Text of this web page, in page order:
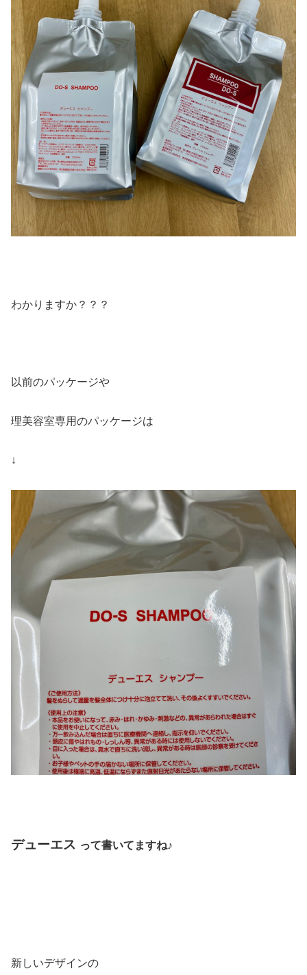
わかりますか？？？
以前のパッケージや
理美容室専用のパッケージは
↓
デューエス って書いてますね♪
新しいデザインの